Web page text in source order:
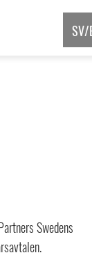
SV
Swedens